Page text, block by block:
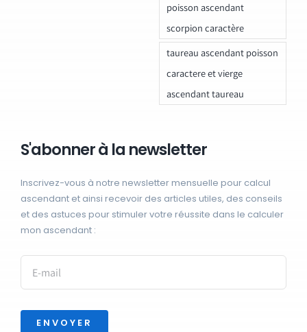
poisson ascendant
scorpion caractère
taureau ascendant poisson
caractere et vierge
ascendant taureau
S'abonner à la newsletter
Inscrivez-vous à notre newsletter mensuelle pour calcul
ascendant et ainsi recevoir des articles utiles, des conseils
et des astuces pour stimuler votre réussite dans le calculer
mon ascendant :
ENVOYER